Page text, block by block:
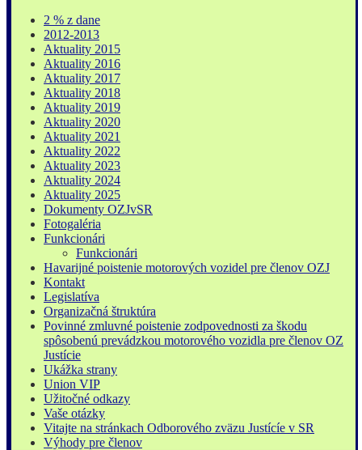
2 % z dane
2012-2013
Aktuality 2015
Aktuality 2016
Aktuality 2017
Aktuality 2018
Aktuality 2019
Aktuality 2020
Aktuality 2021
Aktuality 2022
Aktuality 2023
Aktuality 2024
Aktuality 2025
Dokumenty OZJvSR
Fotogaléria
Funkcionári
Funkcionári
Havarijné poistenie motorových vozidel pre členov OZJ
Kontakt
Legislatíva
Organizačná štruktúra
Povinné zmluvné poistenie zodpovednosti za škodu
spôsobenú prevádzkou motorového vozidla pre členov OZ
Justície
Ukážka strany
Union VIP
Užitočné odkazy
Vaše otázky
Vitajte na stránkach Odborového zväzu Justícíe v SR
Výhody pre členov